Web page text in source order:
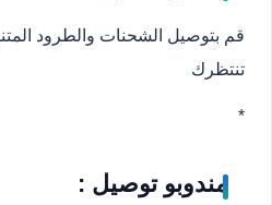
قم بتوصيل الشحنات والطرود
تنتظرك
*
مندوبو توصيل :